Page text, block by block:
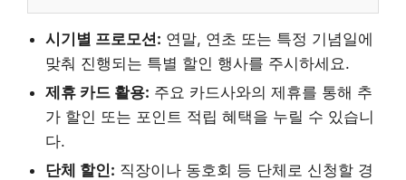
시기별 프로모션: 연말, 연초 또는 특정 기념일에
맞춰 진행되는 특별 할인 행사를 주시하세요.
제휴 카드 활용: 주요 카드사와의 제휴를 통해 추
가 할인 또는 포인트 적립 혜택을 누릴 수 있습니
다.
단체 할인: 직장이나 동호회 등 단체로 신청할 경